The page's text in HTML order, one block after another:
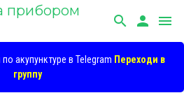
прибором
search person menu
акупунктуре в Telegram Переходи в
группу